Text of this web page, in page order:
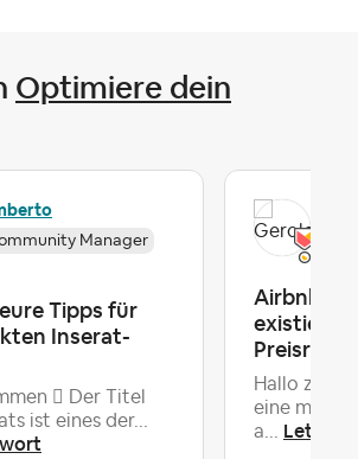
Optimiere dein
Manager
Tipps für
Inserat-
 Der Titel
ist eines der...
Airbnb
Hallo
eine
a... Letzte